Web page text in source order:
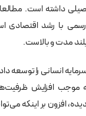
داشته است.
با رشد اقتصادی
مدت و بالاست.
انسانی را توسعه
موجب افزايش
افزون بر اینکه